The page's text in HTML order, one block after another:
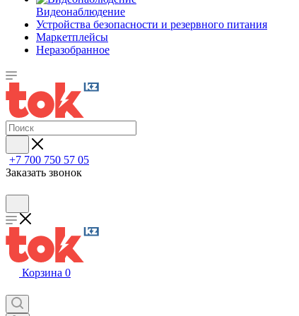
Видеонаблюдение
Устройства безопасности и резервного питания
Маркетплейсы
Неразобранное
+7 700 750 57 05
Заказать звонок
Корзина 0